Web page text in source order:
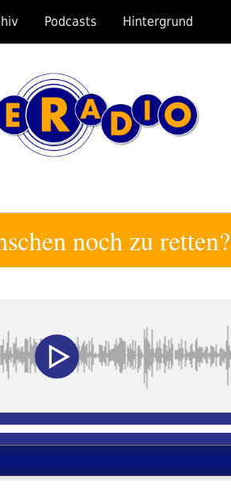
Podcasts Hintergrund
noch zu retten?